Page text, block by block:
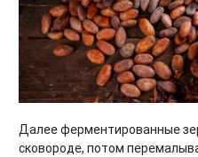
Далее ферментированные
сковороде, потом